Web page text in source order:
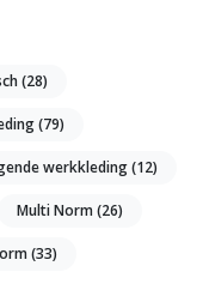
(28)
(79)
werkkleding(12)
Multi Norm(26)
(33)